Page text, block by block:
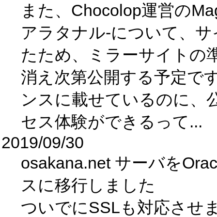
また、Chocolop運営の
アラタナル-について、
たため、ミラーサイトの
消え次第公開する予定で
ンスに載せているのに、
セス体験ができるって...
2019/09/30
osakana.net サーバを
スに移行しました
ついでにSSLも対応させ